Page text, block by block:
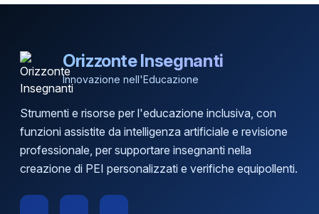
Orizzonte Insegnanti
Innovazione nell'Educazione
Strumenti e risorse per l'educazione inclusiva, con
funzioni assistite da intelligenza artificiale e revisione
professionale, per supportare insegnanti nella
creazione di PEI personalizzati e verifiche equipollenti.